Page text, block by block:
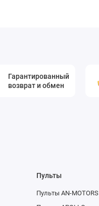
Гарантированный
возврат и обмен
Пульты
Пульты AN-MOTORS